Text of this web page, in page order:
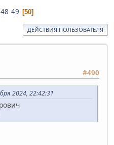
48 49 50
ДЕЙСТВИЯ ПОЛЬЗОВАТЕЛЯ
#490
2024, 22:42:31